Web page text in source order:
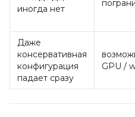
иногда нет
Даже
консервативная
конфигурация
падает сразу
GPU /